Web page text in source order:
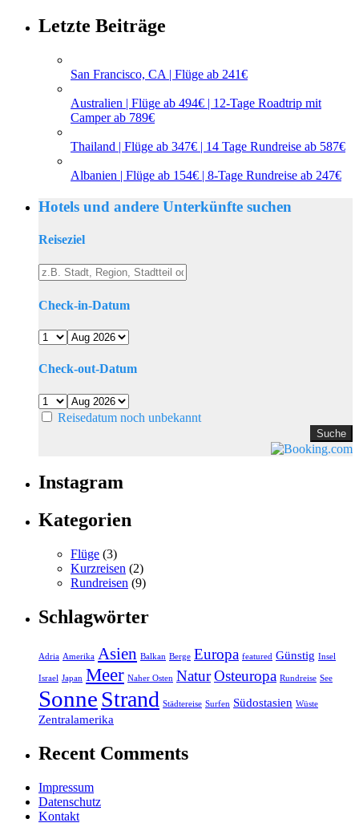
Letzte Beiträge
San Francisco, CA | Flüge ab 241€
Australien | Flüge ab 494€ | 12-Tage Roadtrip mit
Camper ab 789€
Thailand | Flüge ab 347€ | 14 Tage Rundreise ab 587€
Albanien | Flüge ab 154€ | 8-Tage Rundreise ab 247€
Hotels und andere Unterkünfte suchen
Reiseziel
Check-in-Datum
Check-out-Datum
Reisedatum noch unbekannt
Instagram
Kategorien
Flüge (3)
Kurzreisen (2)
Rundreisen (9)
Schlagwörter
Adria Amerika Asien Balkan Berge Europa featured Günstig Insel
Israel Japan Meer Naher Osten NaturOsteuropa Rundreise See
SonneStrand Städtereise Surfen Südostasien Wüste
Zentralamerika
Recent Comments
Impressum
Datenschutz
Kontakt